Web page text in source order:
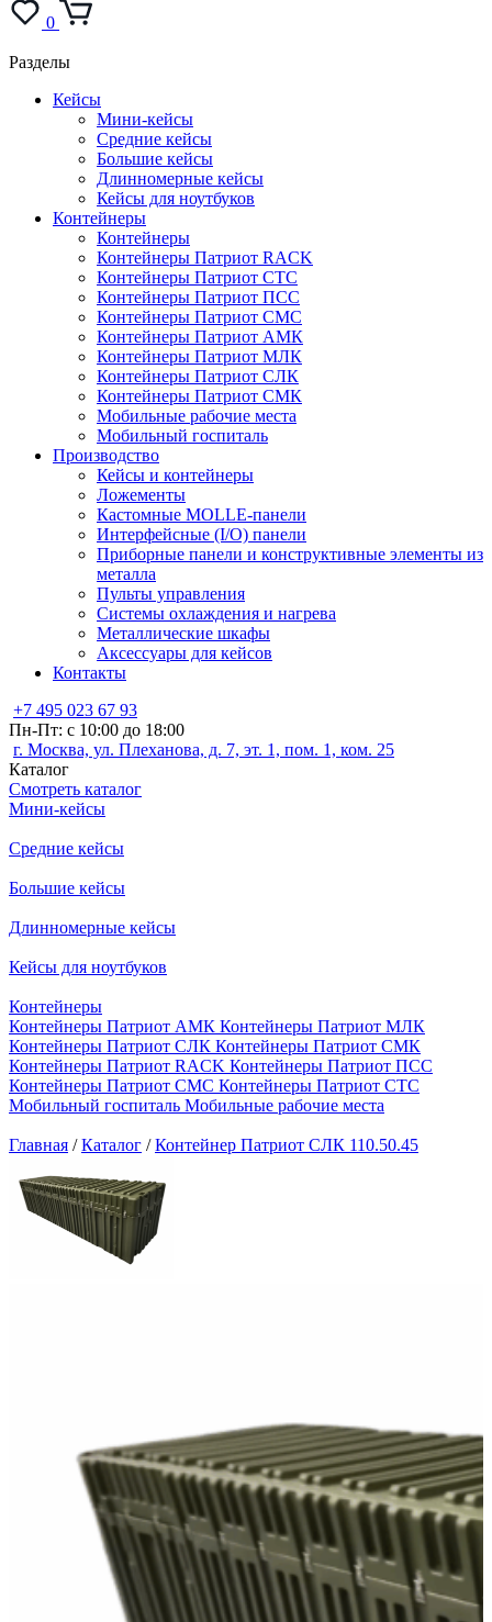
0
Разделы
Кейсы
Мини-кейсы
Средние кейсы
Большие кейсы
Длинномерные кейсы
Кейсы для ноутбуков
Контейнеры
Контейнеры
Контейнеры Патриот RACK
Контейнеры Патриот СТС
Контейнеры Патриот ПСС
Контейнеры Патриот СМС
Контейнеры Патриот АМК
Контейнеры Патриот МЛК
Контейнеры Патриот СЛК
Контейнеры Патриот СМК
Мобильные рабочие места
Мобильный госпиталь
Производство
Кейсы и контейнеры
Ложементы
Кастомные MOLLE-панели
Интерфейсные (I/O) панели
Приборные панели и конструктивные элементы из
металла
Пульты управления
Системы охлаждения и нагрева
Металлические шкафы
Аксессуары для кейсов
Контакты
+7 495 023 67 93
Пн-Пт: с 10:00 до 18:00
г. Москва, ул. Плеханова, д. 7, эт. 1, пом. 1, ком. 25
Каталог
Смотреть каталог
Мини-кейсы
Средние кейсы
Большие кейсы
Длинномерные кейсы
Кейсы для ноутбуков
Контейнеры
Контейнеры Патриот АМК Контейнеры Патриот МЛК
Контейнеры Патриот СЛК Контейнеры Патриот СМК
Контейнеры Патриот RACK Контейнеры Патриот ПСС
Контейнеры Патриот СМС Контейнеры Патриот СТС
Мобильный госпиталь Мобильные рабочие места
Главная / Каталог / Контейнер Патриот СЛК 110.50.45